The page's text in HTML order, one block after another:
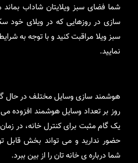
شما فضای سبز ویلایتان شاداب بماند
سازی در روزهایی که در ویلای خود
سبز ویلا مراقبت کنید و با توجه به
نمایید.
هوشمند سازی وسایل مختلف در حال
روز بر تعداد وسایل هوشمند افزوده
یک گام مثبت برای کنترل خانه، در
حضور ندارید و می تواند بخش قابل
شما درباره ی خانه تان را از بین ببرد.